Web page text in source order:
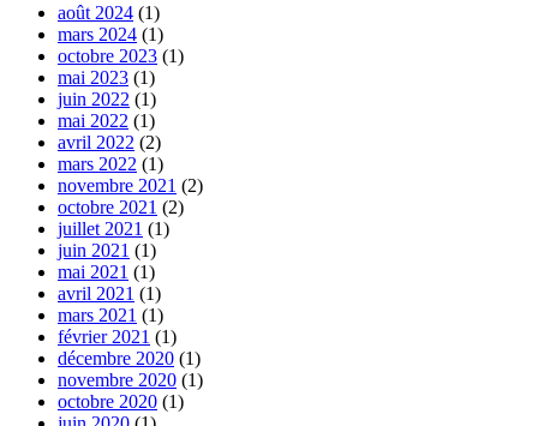
août 2024 (1)
mars 2024 (1)
octobre 2023 (1)
mai 2023 (1)
juin 2022 (1)
mai 2022 (1)
avril 2022 (2)
mars 2022 (1)
novembre 2021 (2)
octobre 2021 (2)
juillet 2021 (1)
juin 2021 (1)
mai 2021 (1)
avril 2021 (1)
mars 2021 (1)
février 2021 (1)
décembre 2020 (1)
novembre 2020 (1)
octobre 2020 (1)